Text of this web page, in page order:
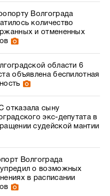
Волгограда
количество
и отмененных
области 6
объявлена беспилотная
отказала сыну
экс-депутата в
судейской мантии
Волгограда
о возможных
в расписании